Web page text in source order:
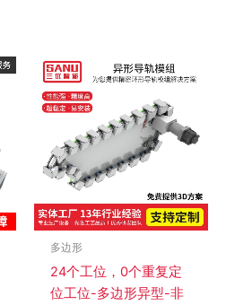
多边形
24个工位，0个重复定
位工位-多边形异型-非